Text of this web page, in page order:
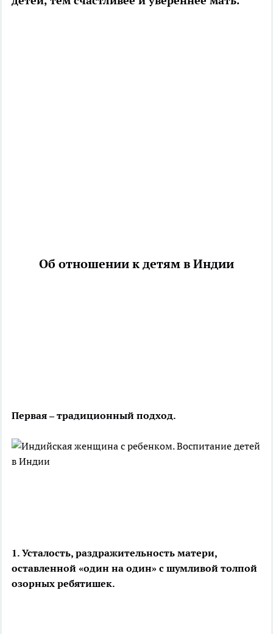
Об отношении к детям в Индии
Первая – традиционный подход.
1. Усталость, раздражительность матери,
оставленной «один на один» с шумливой толпой
озорных ребятишек.